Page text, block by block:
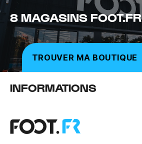
8 MAGASINS FOOT.FR
TROUVER MA BOUTIQUE
INFORMATIONS